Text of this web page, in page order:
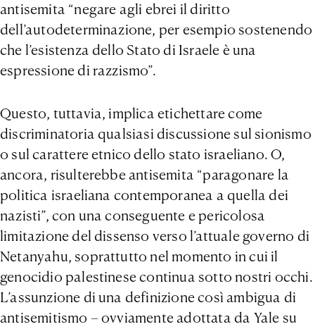
antisemita “negare agli ebrei il diritto
dell’autodeterminazione, per esempio sostenendo
che l’esistenza dello Stato di Israele è una
espressione di razzismo”.
Questo, tuttavia, implica etichettare come
discriminatoria qualsiasi discussione sul sionismo
o sul carattere etnico dello stato israeliano. O,
ancora, risulterebbe antisemita “paragonare la
politica israeliana contemporanea a quella dei
nazisti”, con una conseguente e pericolosa
limitazione del dissenso verso l’attuale governo di
Netanyahu, soprattutto nel momento in cui il
genocidio palestinese continua sotto nostri occhi.
L’assunzione di una definizione così ambigua di
antisemitismo – ovviamente adottata da Yale su